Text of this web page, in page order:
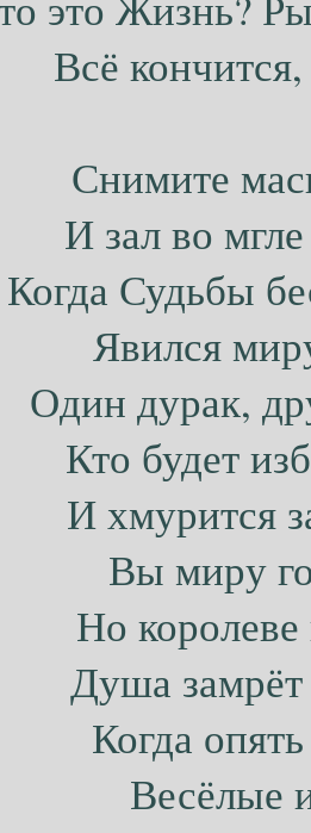
Всё
Снимите
И зал во
Когда Судьбы
Явился
Один дурак,
Кто будет
И хмурится
Вы миру
Но
Душа замрёт
Когда
Весёлые